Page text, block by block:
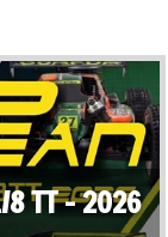
TT - 2026